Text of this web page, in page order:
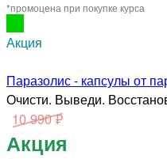
*промоцена при покупке курса
Акция
Паразолис - капсулы от
Очисти. Выведи.
10 990 ₽
Акция